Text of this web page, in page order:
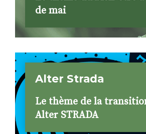
de mai
Alter Strada
Le thème de la
Alter STRADA